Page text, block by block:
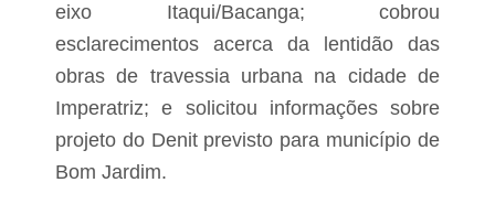
eixo Itaqui/Bacanga; cobrou
esclarecimentos acerca da lentidão das
obras de travessia urbana na cidade de
Imperatriz; e solicitou informações sobre
projeto do Denit previsto para município de
Bom Jardim.